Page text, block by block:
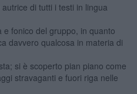
di tutti i testi in lingua
e fonico del gruppo, in quanto
davvero qualcosa in materia di
si è scoperto pian piano come
stravaganti e fuori riga nelle